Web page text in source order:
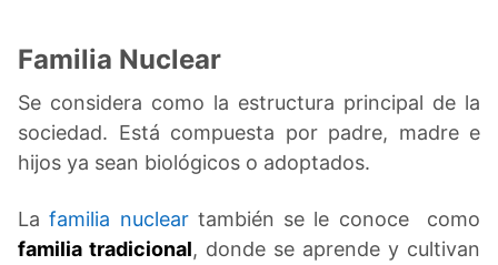
Familia Nuclear
Se considera como la estructura principal de la
sociedad. Está compuesta por padre, madre e
hijos ya sean biológicos o adoptados.
Lafamilia nucleartambién se le conoce como
familia tradicional, donde se aprende y cultivan